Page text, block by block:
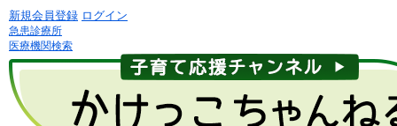
新規会員登録 ログイン
急患診療所
医療機関検索